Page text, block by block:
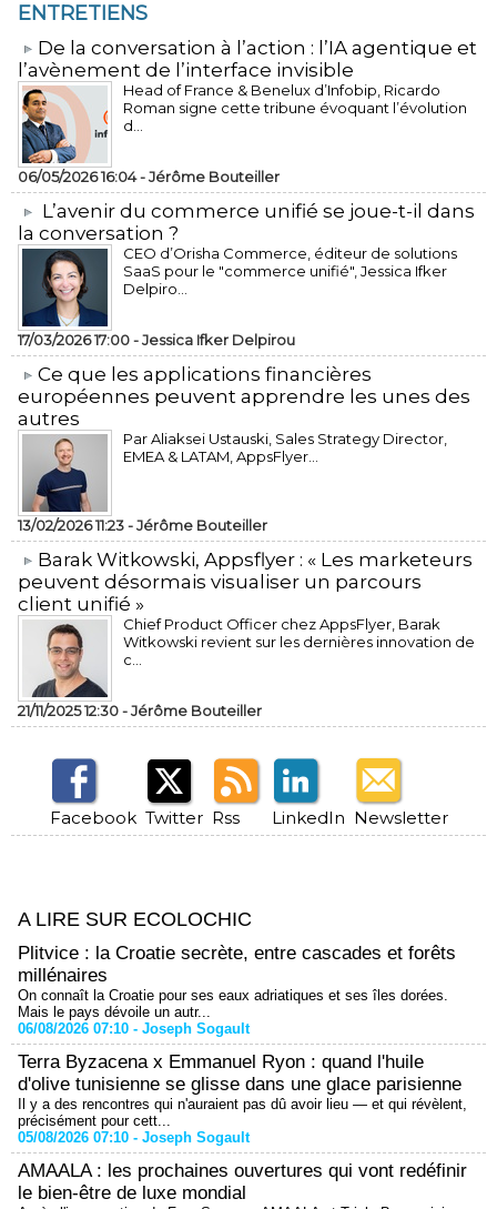
ENTRETIENS
​De la conversation à l’action : l’IA agentique et
l’avènement de l’interface invisible
Head of France & Benelux d’Infobip, Ricardo
Roman signe cette tribune évoquant l’évolution
d...
06/05/2026 16:04 -Jérôme Bouteiller
L’avenir du commerce unifié se joue-t-il dans
la conversation ?
CEO d’Orisha Commerce, éditeur de solutions
SaaS pour le "commerce unifié", Jessica Ifker
Delpiro...
17/03/2026 17:00 -Jessica Ifker Delpirou
​Ce que les applications financières
européennes peuvent apprendre les unes des
autres
Par Aliaksei Ustauski, Sales Strategy Director,
EMEA & LATAM, AppsFlyer...
13/02/2026 11:23 -Jérôme Bouteiller
​Barak Witkowski, Appsflyer : « Les marketeurs
peuvent désormais visualiser un parcours
client unifié »
Chief Product Officer chez AppsFlyer, ​Barak
Witkowski revient sur les dernières innovation de
c...
21/11/2025 12:30 -Jérôme Bouteiller
Facebook Twitter Rss LinkedIn Newsletter
A LIRE SUR ECOLOCHIC
Plitvice : la Croatie secrète, entre cascades et forêts
millénaires
On connaît la Croatie pour ses eaux adriatiques et ses îles dorées.
Mais le pays dévoile un autr...
06/08/2026 07:10 - Joseph Sogault
Terra Byzacena x Emmanuel Ryon : quand l'huile
d'olive tunisienne se glisse dans une glace parisienne
Il y a des rencontres qui n'auraient pas dû avoir lieu — et qui révèlent,
précisément pour cett...
05/08/2026 07:10 - Joseph Sogault
AMAALA : les prochaines ouvertures qui vont redéfinir
le bien-être de luxe mondial